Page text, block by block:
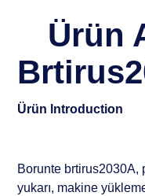
Ürün
Ürün lntroduction
Borunte brtirus2030A,
yukarı, makine